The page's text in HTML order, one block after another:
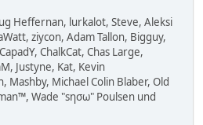
Heffernan, lurkalot, Steve, Aleksi
ziycon, Adam Tallon, Bigguy,
ChalkCat, Chas Large,
Justyne, Kat, Kevin
Mashby, Michael Colin Blaber, Old
Wade "sησω" Poulsen und